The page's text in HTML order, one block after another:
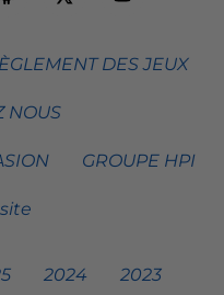
DES JEUX
NOUS
GROUPE HPI
2024 2023